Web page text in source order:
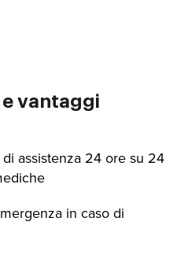
vantaggi
assistenza 24 ore su 24
in caso di